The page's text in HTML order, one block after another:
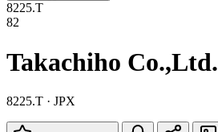
8225.T
82
Takachiho Co.,Ltd.
8225.T · JPX